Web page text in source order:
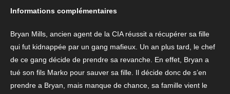
(2012)
Informations complémentaires
Bryan Mills, ancien agent de la CIA réussit a récupérer sa fille
qui fut kidnappée par un gang mafieux. Un an plus tard, le chef
de ce gang décide de prendre sa revanche. En effet, Bryan a
tué son fils Marko pour sauver sa fille. Il décide donc de s’en
prendre a Bryan, mais manque de chance, sa famille vient le